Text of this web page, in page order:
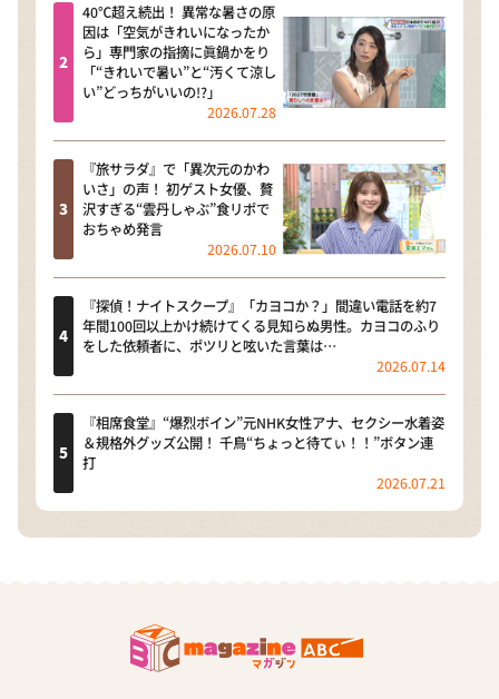
40℃超え続出！ 異常な暑さの原
因は「空気がきれいになったか
ら」専門家の指摘に眞鍋かをり
「“きれいで暑い”と“汚くて涼し
い”どっちがいいの!?」
2026.07.28
『旅サラダ』で「異次元のかわ
いさ」の声！ 初ゲスト女優、贅
沢すぎる“雲丹しゃぶ”食リポで
おちゃめ発言
2026.07.10
『探偵！ナイトスクープ』「カヨコか？」間違い電話を約7
年間100回以上かけ続けてくる見知らぬ男性。カヨコのふり
をした依頼者に、ポツリと呟いた言葉は…
2026.07.14
『相席食堂』“爆烈ボイン”元NHK女性アナ、セクシー水着姿
＆規格外グッズ公開！ 千鳥“ちょっと待てぃ！！”ボタン連
打
2026.07.21